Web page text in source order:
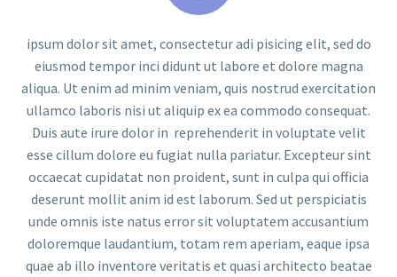
ipsum dolor sit amet, consectetur adi pisicing elit, sed do
eiusmod tempor inci didunt ut labore et dolore magna
aliqua. Ut enim ad minim veniam, quis nostrud exercitation
ullamco laboris nisi ut aliquip ex ea commodo consequat.
Duis aute irure dolor in reprehenderit in voluptate velit
esse cillum dolore eu fugiat nulla pariatur. Excepteur sint
occaecat cupidatat non proident, sunt in culpa qui officia
deserunt mollit anim id est laborum. Sed ut perspiciatis
unde omnis iste natus error sit voluptatem accusantium
doloremque laudantium, totam rem aperiam, eaque ipsa
quae ab illo inventore veritatis et quasi architecto beatae